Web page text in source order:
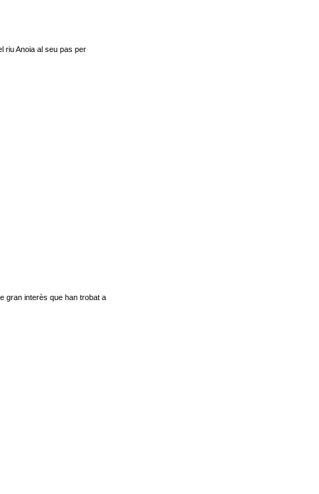
riu Anoia al seu pas per
gran interès que han trobat a